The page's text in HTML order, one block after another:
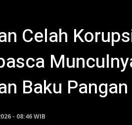
Celah
Baku Pangan
- 08:46 WIB